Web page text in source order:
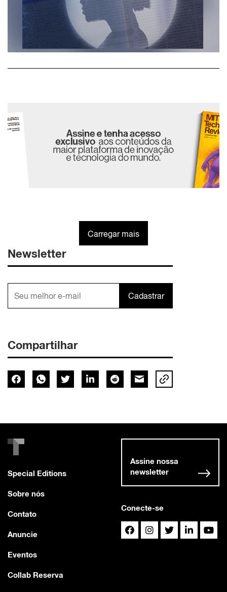
Carregar mais
Newsletter
Cadastrar
Compartilhar
Special Editions
Sobre nós
Contato
Anuncie
Eventos
Collab Reserva
Conecte-se
Assine nossa
newsletter